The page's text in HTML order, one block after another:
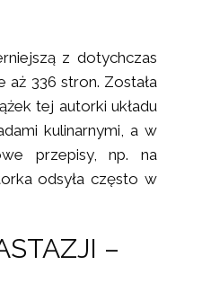
z dotychczas
aż 336 stron. Została
tej autorki układu
kulinarnymi, a w
przepisy, np. na
odsyła często w
–